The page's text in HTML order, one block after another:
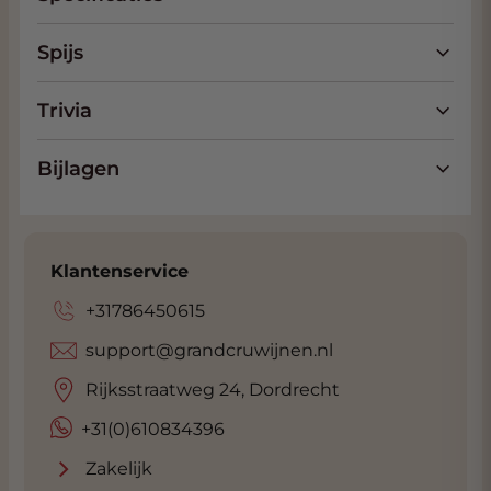
deze veerkrachtige en rijke tarwevariëteit
voordat ze wordt geperfectioneerd door oe
kokos. De autentieke smaak doet denken
aan brood, boter en bamboescheuten.
De Monograno MATT Pache is een feest van
weelde. De grootte van deze forse cilinder
vormige pasta zorgt voor een spectaculaire
kookweerstand en vlezige textuur: een waar
genot voor elke saus. De maat van de paste
vorm van de Matt Pache is perfect voor het
Spijs
Trivia
Bijlagen
Klantenservice
+31786450615
+31(0)610834396
support@grandcruwijnen.nl
Rijksstraatweg 24, Dordrecht
Zakelijk